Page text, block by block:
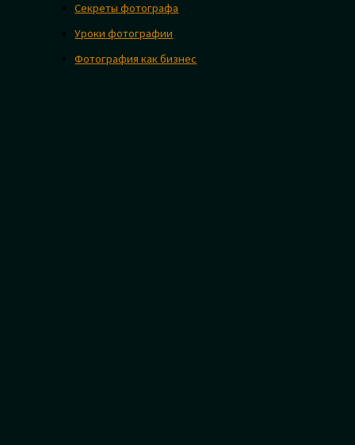
Секреты фотографа
Уроки фотографии
Фотография как бизнес